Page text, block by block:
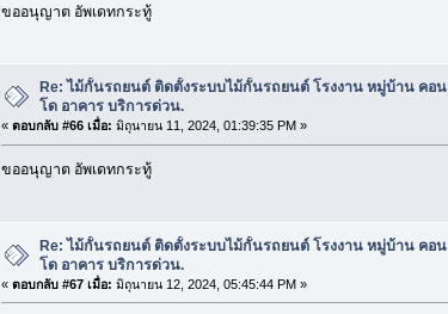
ขออนุญาต อัพเดทกระทู้
Re: ไม้กั้นรถยนต์ ติดตั้งระบบไม้กั้นรถยนต์ โรงงาน หมู่บ้าน คอน
โด อาคาร บริการด่วน.
« ตอบกลับ #66 เมื่อ: มิถุนายน 11, 2024, 01:39:35 PM »
ขออนุญาต อัพเดทกระทู้
Re: ไม้กั้นรถยนต์ ติดตั้งระบบไม้กั้นรถยนต์ โรงงาน หมู่บ้าน คอน
โด อาคาร บริการด่วน.
« ตอบกลับ #67 เมื่อ: มิถุนายน 12, 2024, 05:45:44 PM »